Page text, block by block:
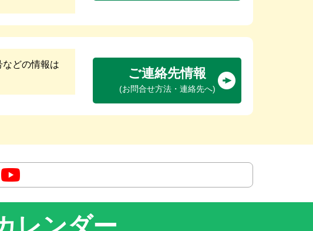
どの情報は
ご連絡先情報
(お問合せ方法・連絡先へ)